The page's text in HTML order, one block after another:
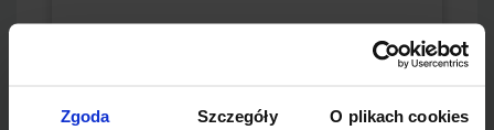
Zgoda Szczegóły O plikach cookies